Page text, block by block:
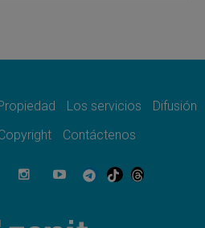
del cristiano"
de niños en Gaza no cesa: 300
300 días
desfigura el mundo, solo la
Los servicios
Difusión
Contáctenos